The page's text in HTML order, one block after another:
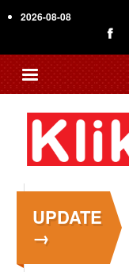
to
content
2026-08-08
UPDATE
→